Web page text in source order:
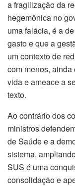
a fragilização da
hegemônica no
uma falácia, é a
gasto e que a
um contexto de
com menos,
vida e ameace a
texto.
Ao contrário dos
ministros
de Saúde e a
sistema,
SUS é uma
consolidação e